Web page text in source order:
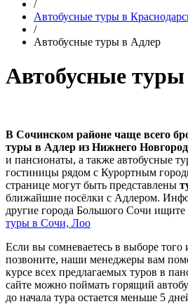
/
Автобусные туры в
/
Автобусные туры в Адлер
Автобусные
В Сочинском районе чаще всего
туры в Адлер из Нижнего
и пансионаты, а также автобусные
гостиницы рядом с Курортным
странице могут быть представлены
ближайшие посёлки с Адлером.
другие города Большого Сочи ищите
туры в Сочи, Лоо
Если вы сомневаетесь в выборе
позвоните, наши менеджеры вам
курсе всех предлагаемых туров в
сайте можно поймать горящий
до начала тура остается меньше 5